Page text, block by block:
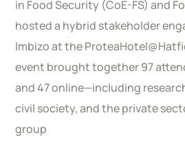
in Food Security (CoE-FS) and
hosted a hybrid stakeholder
Imbizo at the
event brought together 97
and 47 online—including
civil society, and the private
group